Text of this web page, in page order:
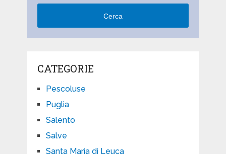
Cerca
CATEGORIE
Pescoluse
Puglia
Salento
Salve
Santa Maria di Leuca